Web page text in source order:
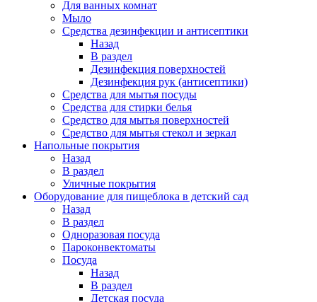
Для ванных комнат
Мыло
Средства дезинфекции и антисептики
Назад
В раздел
Дезинфекция поверхностей
Дезинфекция рук (антисептики)
Средства для мытья посуды
Средства для стирки белья
Средство для мытья поверхностей
Средство для мытья стекол и зеркал
Напольные покрытия
Назад
В раздел
Уличные покрытия
Оборудование для пищеблока в детский сад
Назад
В раздел
Одноразовая посуда
Пароконвектоматы
Посуда
Назад
В раздел
Детская посуда